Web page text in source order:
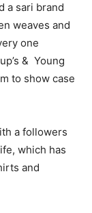
a sari brand
weaves and
one
& Young
to show case
a followers
which has
and